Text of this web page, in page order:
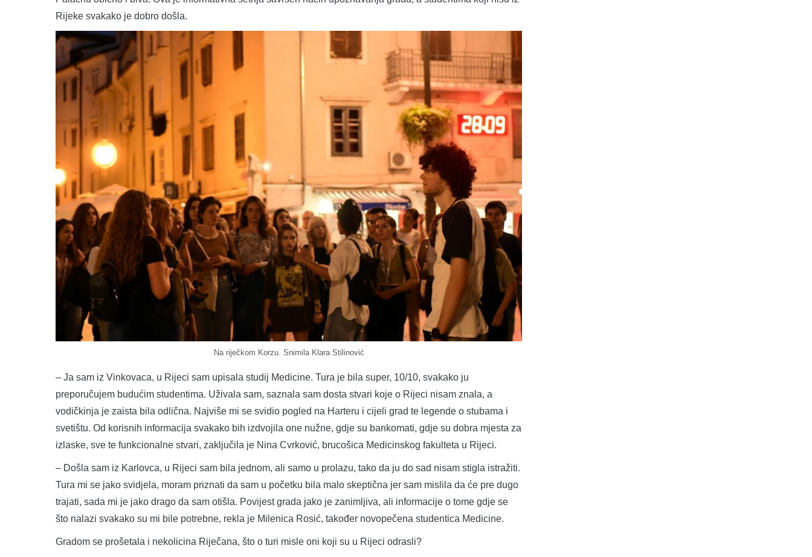
Rijeke svakako je dobro došla.
Na riječkom Korzu. Snimila Klara Stilinović
– Ja sam iz Vinkovaca, u Rijeci sam upisala studij Medicine. Tura je bila super, 10/10, svakako ju
preporučujem budućim studentima. Uživala sam, saznala sam dosta stvari koje o Rijeci nisam znala, a
vodičkinja je zaista bila odlična. Najviše mi se svidio pogled na Harteru i cijeli grad te legende o stubama i
svetištu. Od korisnih informacija svakako bih izdvojila one nužne, gdje su bankomati, gdje su dobra mjesta za
izlaske, sve te funkcionalne stvari, zaključila je Nina Cvrković, brucošica Medicinskog fakulteta u Rijeci.
– Došla sam iz Karlovca, u Rijeci sam bila jednom, ali samo u prolazu, tako da ju do sad nisam stigla istražiti.
Tura mi se jako svidjela, moram priznati da sam u početku bila malo skeptična jer sam mislila da će pre dugo
trajati, sada mi je jako drago da sam otišla. Povijest grada jako je zanimljiva, ali informacije o tome gdje se
što nalazi svakako su mi bile potrebne, rekla je Milenica Rosić, također novopečena studentica Medicine.
Gradom se prošetala i nekolicina Riječana, što o turi misle oni koji su u Rijeci odrasli?